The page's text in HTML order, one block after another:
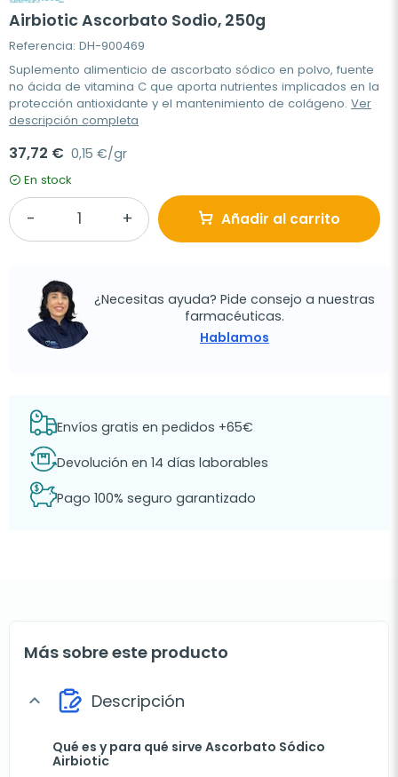
Airbiotic Ascorbato Sodio, 250g
Referencia: DH-900469
Suplemento alimenticio de ascorbato sódico en polvo, fuente
no ácida de vitamina C que aporta nutrientes implicados en la
protección antioxidante y el mantenimiento de colágeno. Ver
descripción completa
37,72 € 0,15 €/gr
En stock
Añadir al carrito
¿Necesitas ayuda? Pide consejo a nuestras
farmacéuticas.
Hablamos
Envíos gratis en pedidos +65€
Devolución en 14 días laborables
Pago 100% seguro garantizado
Más sobre este producto
expand_more Descripción
Qué es y para qué sirve Ascorbato Sódico
Airbiotic